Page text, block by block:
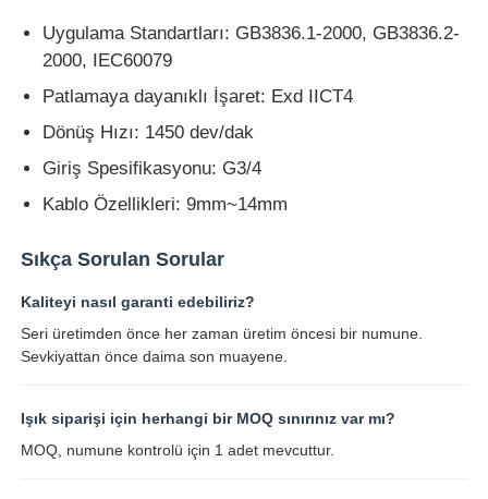
Uygulama Standartları: GB3836.1-2000, GB3836.2-
2000, IEC60079
Patlamaya dayanıklı İşaret: Exd IICT4
Dönüş Hızı: 1450 dev/dak
Giriş Spesifikasyonu: G3/4
Kablo Özellikleri: 9mm~14mm
Sıkça Sorulan Sorular
Kaliteyi nasıl garanti edebiliriz?
Seri üretimden önce her zaman üretim öncesi bir numune.
Sevkiyattan önce daima son muayene.
Işık siparişi için herhangi bir MOQ sınırınız var mı?
MOQ, numune kontrolü için 1 adet mevcuttur.